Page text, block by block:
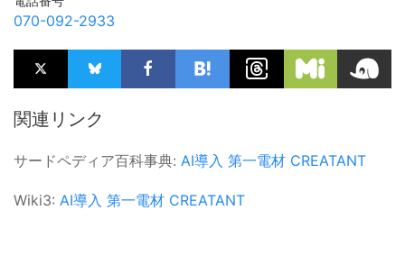
070-092-2933
関連リンク
サードペディア百科事典: AI導入 第一電材 CREATANT
Wiki3: AI導入 第一電材 CREATANT